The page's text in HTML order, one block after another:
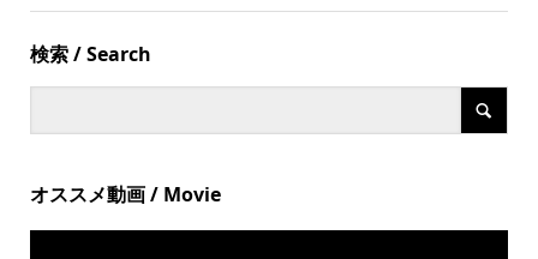
検索 / Search
オススメ動画 / Movie